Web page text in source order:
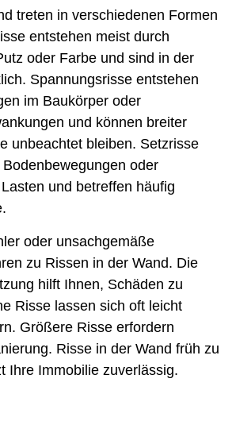
treten in verschiedenen Formen
entstehen meist durch
oder Farbe und sind in der
Spannungsrisse entstehen
im Baukörper oder
und können breiter
unbeachtet bleiben. Setzrisse
oder
und betreffen häufig
oder unsachgemäße
zu Rissen in der Wand. Die
hilft Ihnen, Schäden zu
Risse lassen sich oft leicht
Größere Risse erfordern
Risse in der Wand früh zu
Ihre Immobilie zuverlässig.